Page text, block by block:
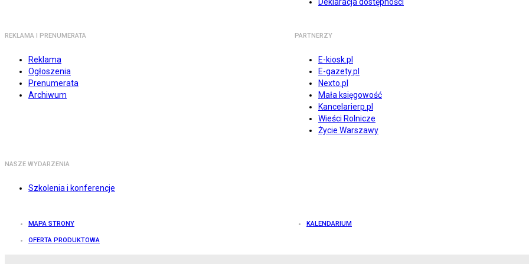
REKLAMA I PRENUMERATA
Reklama
Ogłoszenia
Prenumerata
Archiwum
PARTNERZY
E-kiosk.pl
E-gazety.pl
Nexto.pl
Mała księgowość
Kancelarierp.pl
Wieści Rolnicze
Życie Warszawy
NASZE WYDARZENIA
Szkolenia i konferencje
MAPA STRONY KALENDARIUM
OFERTA PRODUKTOWA